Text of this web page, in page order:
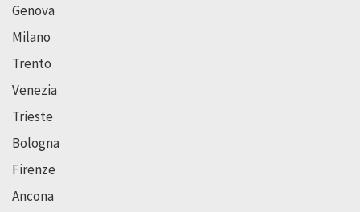
Genova
Milano
Trento
Venezia
Trieste
Bologna
Firenze
Ancona